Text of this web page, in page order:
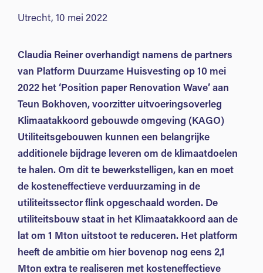
Utrecht, 10 mei 2022
Claudia Reiner overhandigt namens de partners
van Platform Duurzame Huisvesting op 10 mei
2022 het ‘Position paper Renovation Wave’ aan
Teun Bokhoven, voorzitter uitvoeringsoverleg
Klimaatakkoord gebouwde omgeving (KAGO)
Utiliteitsgebouwen kunnen een belangrijke
additionele bijdrage leveren om de klimaatdoelen
te halen. Om dit te bewerkstelligen, kan en moet
de kosteneffectieve verduurzaming in de
utiliteitssector flink opgeschaald worden. De
utiliteitsbouw staat in het Klimaatakkoord aan de
lat om 1 Mton uitstoot te reduceren. Het platform
heeft de ambitie om hier bovenop nog eens 2,1
Mton extra te realiseren met kosteneffectieve